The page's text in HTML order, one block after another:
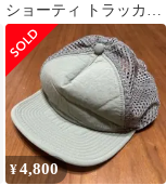
ショーティ トラッカー
ハット Patagonia
¥4,800